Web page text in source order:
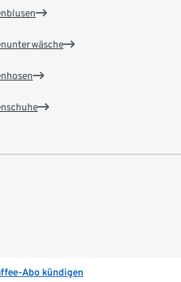
Abo kündigen